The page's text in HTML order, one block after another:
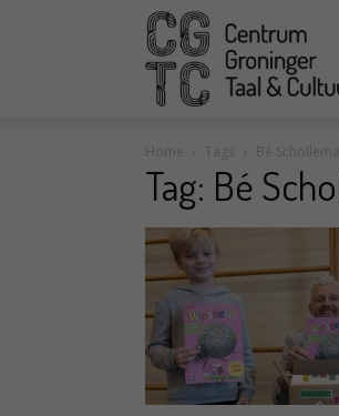
CGTC
Home Tags Bé Schollema
Tag: Bé